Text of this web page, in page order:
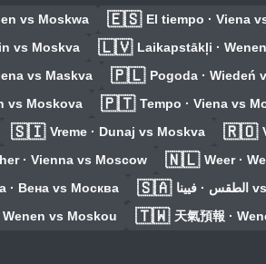
vs Moskwa 🇪🇸 El tiempo · Viena
vs Moskva 🇱🇻 Laikapstākļi ·
vs Maskva 🇵🇱 Pogoda · Wiedeń
vs Moskova 🇵🇹 Tempo · Viena vs
🇸🇮 Vreme · Dunaj vs Moskva 🇷🇴
· Vienna vs Moscow 🇳🇱 Weer ·
· Вена vs Москва 🇸🇦
Wenen vs Moskou 🇹🇼 天氣預報 ·